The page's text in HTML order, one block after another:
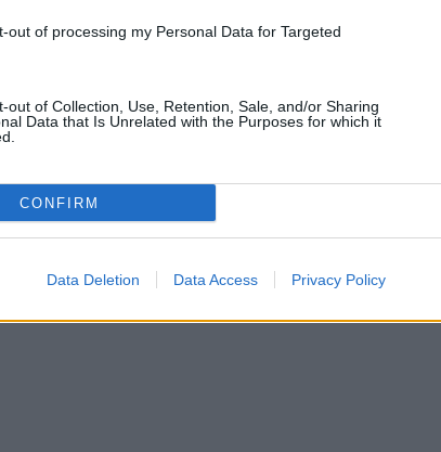
out of processing my Personal Data for Targeted
out of Collection, Use, Retention, Sale, and/or Sharing
Data that Is Unrelated with the Purposes for which it
CONFIRM
Data Deletion Data Access Privacy Policy